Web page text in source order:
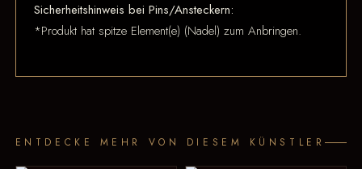
Sicherheitshinweis bei Pins/Ansteckern:
*Produkt hat spitze Element(e) (Nadel) zum Anbringen.
ENTDECKE MEHR VON DIESEM KÜNSTLER